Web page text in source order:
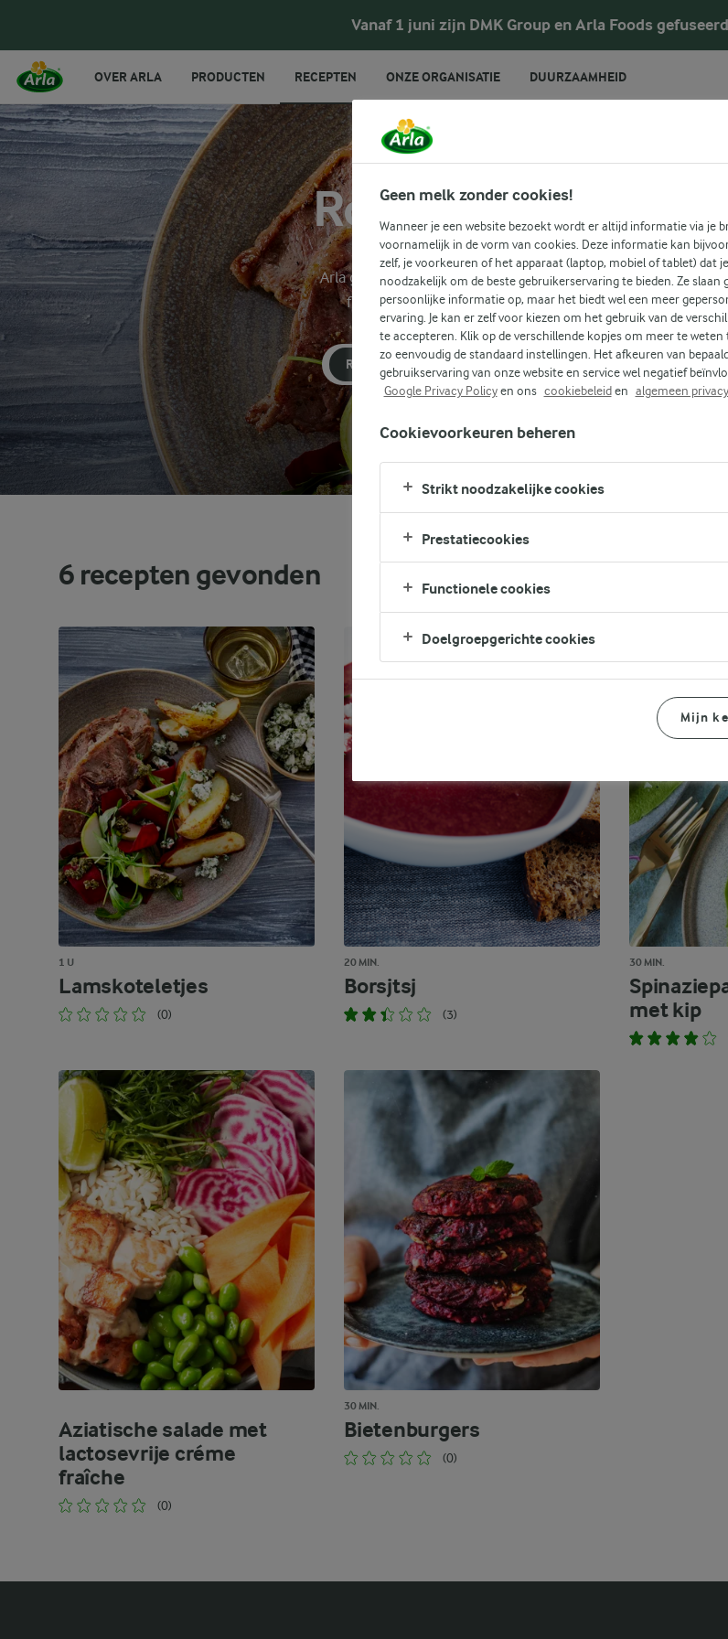
Vanaf 1 juni zijn DMK Group en Arla Foods
OVER ARLA PRODUCTEN RECEPTEN ONZE ORGANISATIE DUURZAAMHEID
Rode biet +
Arla geeft je recepten voor alle gelegenheden! Gebruik
filtermenu om gemakkelijk recepten met jouw favoriete
RODE BIET HOOFDGERECHTEN
Zoek categorie
6 recepten gevonden
1 U
Lamskoteletjes
(0)
20 MIN.
Borsjtsj
(3)
30 MIN.
met kip
Aziatische salade met
lactosevrije créme
fraîche
(0)
30 MIN.
Bietenburgers
(0)
Geen melk zonder cookies!
Wanneer je een website bezoekt wordt er altijd informatie via je
voornamelijk in de vorm van cookies. Deze informatie kan
zelf, je voorkeuren of het apparaat (laptop, mobiel of tablet) dat
noodzakelijk om de beste gebruikerservaring te bieden. Ze slaan
persoonlijke informatie op, maar het biedt wel een meer
ervaring. Je kan er zelf voor kiezen om het gebruik van de
te accepteren. Klik op de verschillende kopjes om meer te
zo eenvoudig de standaard instellingen. Het afkeuren van
gebruikservaring van onze website en service wel negatief
Google Privacy Policyen ons cookiebeleiden algemeen
Cookievoorkeuren beheren
Strikt noodzakelijke cookies
Prestatiecookies
Functionele cookies
Doelgroepgerichte cookies
Mijn